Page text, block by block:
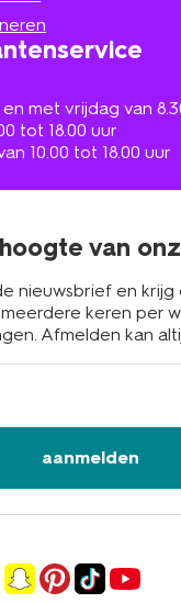
met vrijdag van
tot 18.00 uur
10.00 tot 18.00 uur
van
nieuwsbrief en krijg
keren per
Afmelden kan
aanmelden